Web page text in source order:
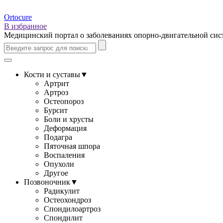
Ortocure
В избранное
Медицинский портал о заболеваниях опорно-двигательной
Кости и суставы▼
Артрит
Артроз
Остеопороз
Бурсит
Боли и хрусты
Деформация
Подагра
Пяточная шпора
Воспаления
Опухоли
Другое
Позвоночник▼
Радикулит
Остеохондроз
Спондилоартроз
Спондилит